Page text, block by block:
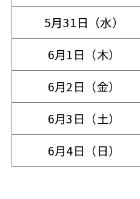
5月31日（水）
6月1日（木）
6月2日（金）
6月3日（土）
6月4日（日）